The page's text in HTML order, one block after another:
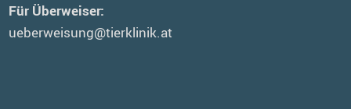
Für Überweiser:
ueberweisung@tierklinik.at